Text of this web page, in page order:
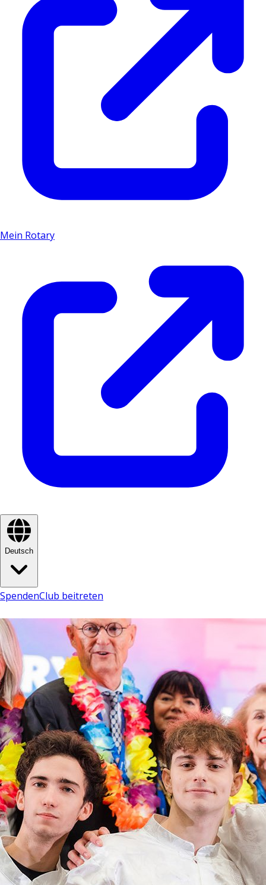
Mein Rotary
Deutsch
SpendenClub beitreten